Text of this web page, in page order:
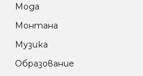
Мода
Монтана
Музика
Образование